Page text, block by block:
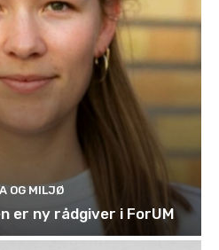
OG MILJØ
er ny rådgiver i ForUM